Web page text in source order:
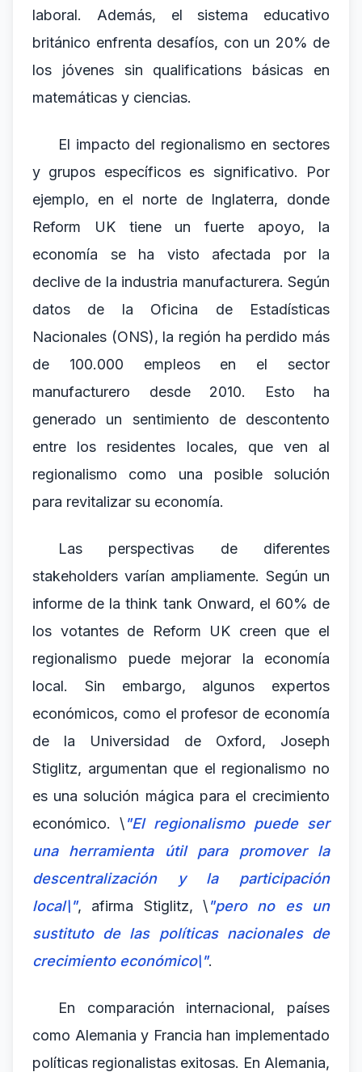
laboral. Además, el sistema educativo
británico enfrenta desafíos, con un 20% de
los jóvenes sin qualifications básicas en
matemáticas y ciencias.
El impacto del regionalismo en sectores
y grupos específicos es significativo. Por
ejemplo, en el norte de Inglaterra, donde
Reform UK tiene un fuerte apoyo, la
economía se ha visto afectada por la
declive de la industria manufacturera. Según
datos de la Oficina de Estadísticas
Nacionales (ONS), la región ha perdido más
de 100.000 empleos en el sector
manufacturero desde 2010. Esto ha
generado un sentimiento de descontento
entre los residentes locales, que ven al
regionalismo como una posible solución
para revitalizar su economía.
Las perspectivas de diferentes
stakeholders varían ampliamente. Según un
informe de la think tank Onward, el 60% de
los votantes de Reform UK creen que el
regionalismo puede mejorar la economía
local. Sin embargo, algunos expertos
económicos, como el profesor de economía
de la Universidad de Oxford, Joseph
Stiglitz, argumentan que el regionalismo no
es una solución mágica para el crecimiento
económico. \"El regionalismo puede ser
una herramienta útil para promover la
descentralización y la participación
local\", afirma Stiglitz, \"pero no es un
sustituto de las políticas nacionales de
crecimiento económico\".
En comparación internacional, países
como Alemania y Francia han implementado
políticas regionalistas exitosas. En Alemania,